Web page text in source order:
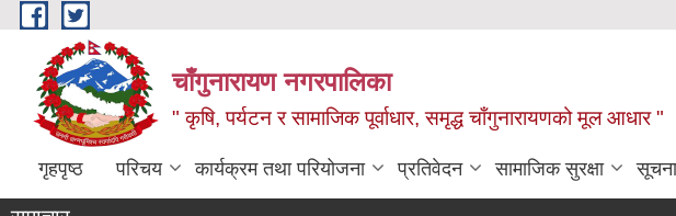
Skip to main content
चाँगुनारायण नगरपालिका
" कृषि, पर्यटन र सामाजिक पूर्वाधार, समृद्ध चाँगुनारायणको मूल आधार "
गृहपृष्ठ परिचय कार्यक्रम तथा परियोजना प्रतिवेदन सामाजिक सुरक्षा